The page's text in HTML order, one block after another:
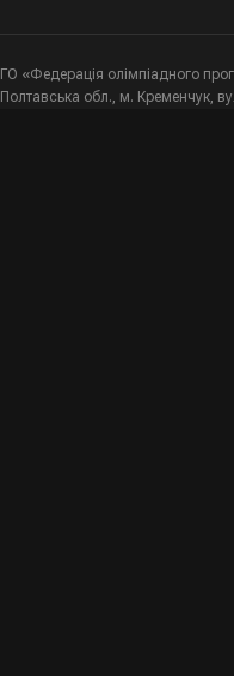
ГО «Федерація олімпіадного
Полтавська обл., м. Кременчук,